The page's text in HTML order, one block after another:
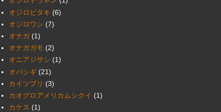
オジロビタキ (6)
オジロワシ (7)
オナガ (1)
オナガガモ (2)
オニアジサシ (1)
オバシギ (21)
カイツブリ (3)
カオグロアメリカムシクイ (1)
カケス (1)